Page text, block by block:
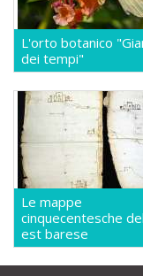
L'orto botanico
dei tempi"
Le mappe
cinquecentesche
est barese